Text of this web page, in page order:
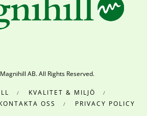
AB. All Rights Reserved.
KVALITET & MILJÖ
OSS PRIVACY POLICY